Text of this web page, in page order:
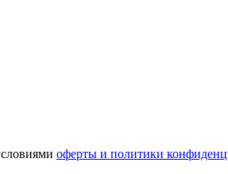
оферты и политики